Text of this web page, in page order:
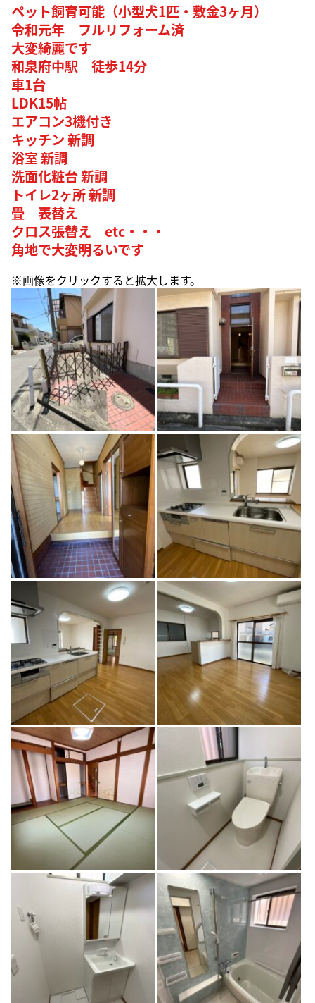
ペット飼育可能（小型犬1匹・敷金3ヶ月）
令和元年 フルリフォーム済
大変綺麗です
和泉府中駅 徒歩14分
車1台
LDK15帖
エアコン3機付き
キッチン 新調
浴室 新調
洗面化粧台 新調
トイレ2ヶ所 新調
畳 表替え
クロス張替え etc・・・
角地で大変明るいです
※画像をクリックすると拡大します。